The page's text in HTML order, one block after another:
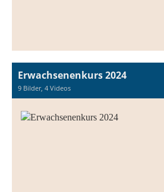
Erwachsenenkurs 2024
9 Bilder, 4 Videos